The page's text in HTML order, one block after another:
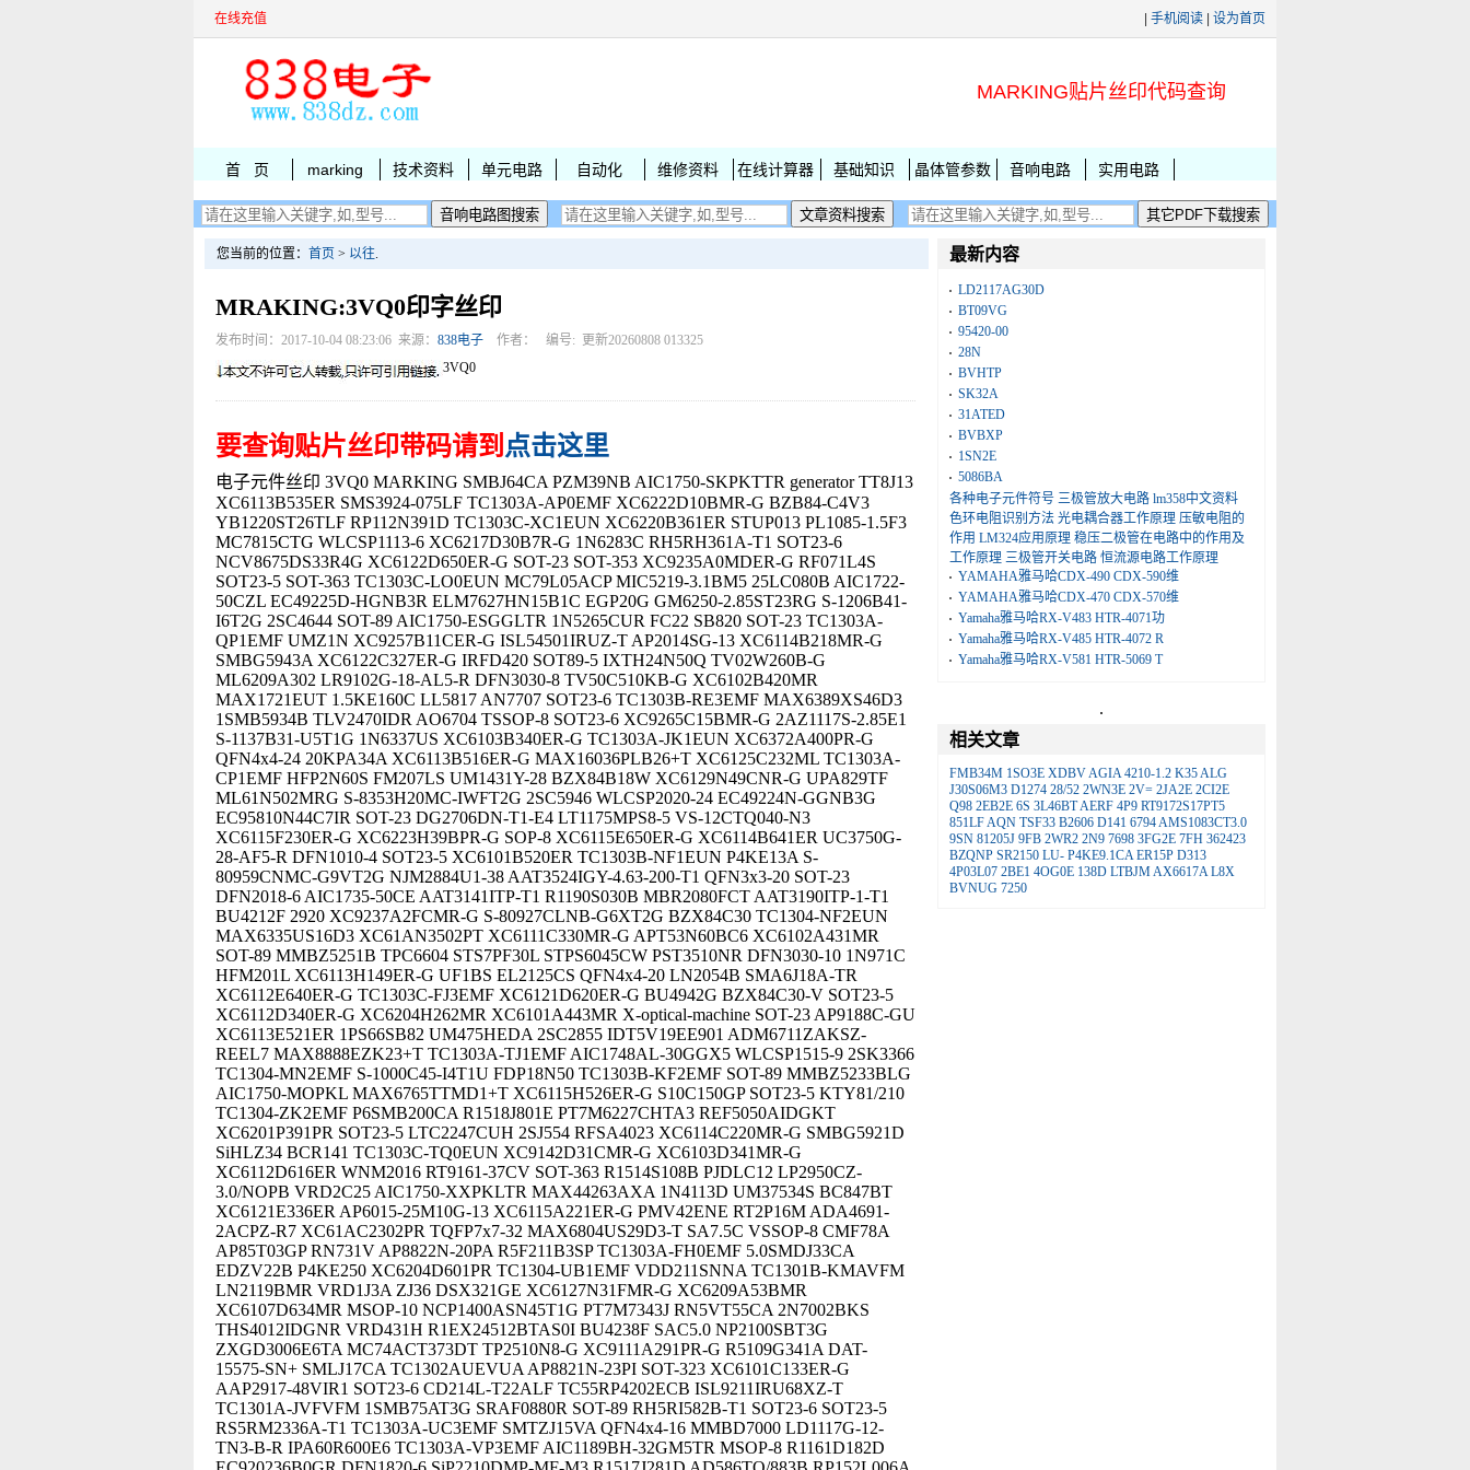
在线充值 手机阅读 设为首页
MARKING贴片丝印代码查询
首 页 marking 技术资料 单元电路 自动化 维修资料 在线计算器 基础知识 晶体管参数 音响电路 实用电路
您当前的位置： 首页 > 以往.
MRAKING:3VQ0印字丝印
发布时间：2017-10-04 08:23:06 来源： 838电子 作者： 编号: 更新20260808 013325
3VQ0
要查询贴片丝印带码请到 点击这里
电子元件丝印 3VQ0 MARKING SMBJ64CA PZM39NB AIC1750-SKPKTTR generator TT8J13
XC6113B535ER SMS3924-075LF TC1303A-AP0EMF XC6222D10BMR-G BZB84-C4V3
YB1220ST26TLF RP112N391D TC1303C-XC1EUN XC6220B361ER STUP013 PL1085-1.5F3
MC7815CTG WLCSP1113-6 XC6217D30B7R-G 1N6283C RH5RH361A-T1 SOT23-6
NCV8675DS33R4G XC6122D650ER-G SOT-23 SOT-353 XC9235A0MDER-G RF071L4S
SOT23-5 SOT-363 TC1303C-LO0EUN MC79L05ACP MIC5219-3.1BM5 25LC080B AIC1722-
50CZL EC49225D-HGNB3R ELM7627HN15B1C EGP20G GM6250-2.85ST23RG S-1206B41-
I6T2G 2SC4644 SOT-89 AIC1750-ESGGLTR 1N5265CUR FC22 SB820 SOT-23 TC1303A-
QP1EMF UMZ1N XC9257B11CER-G ISL54501IRUZ-T AP2014SG-13 XC6114B218MR-G
SMBG5943A XC6122C327ER-G IRFD420 SOT89-5 IXTH24N50Q TV02W260B-G
ML6209A302 LR9102G-18-AL5-R DFN3030-8 TV50C510KB-G XC6102B420MR
MAX1721EUT 1.5KE160C LL5817 AN7707 SOT23-6 TC1303B-RE3EMF MAX6389XS46D3
1SMB5934B TLV2470IDR AO6704 TSSOP-8 SOT23-6 XC9265C15BMR-G 2AZ1117S-2.85E1
S-1137B31-U5T1G 1N6337US XC6103B340ER-G TC1303A-JK1EUN XC6372A400PR-G
QFN4x4-24 20KPA34A XC6113B516ER-G MAX16036PLB26+T XC6125C232ML TC1303A-
CP1EMF HFP2N60S FM207LS UM1431Y-28 BZX84B18W XC6129N49CNR-G UPA829TF
ML61N502MRG S-8353H20MC-IWFT2G 2SC5946 WLCSP2020-24 EC49224N-GGNB3G
EC95810N44C7IR SOT-23 DG2706DN-T1-E4 LT1175MPS8-5 VS-12CTQ040-N3
XC6115F230ER-G XC6223H39BPR-G SOP-8 XC6115E650ER-G XC6114B641ER UC3750G-
28-AF5-R DFN1010-4 SOT23-5 XC6101B520ER TC1303B-NF1EUN P4KE13A S-
80959CNMC-G9VT2G NJM2884U1-38 AAT3524IGY-4.63-200-T1 QFN3x3-20 SOT-23
DFN2018-6 AIC1735-50CE AAT3141ITP-T1 R1190S030B MBR2080FCT AAT3190ITP-1-T1
BU4212F 2920 XC9237A2FCMR-G S-80927CLNB-G6XT2G BZX84C30 TC1304-NF2EUN
MAX6335US16D3 XC61AN3502PT XC6111C330MR-G APT53N60BC6 XC6102A431MR
SOT-89 MMBZ5251B TPC6604 STS7PF30L STPS6045CW PST3510NR DFN3030-10 1N971C
HFM201L XC6113H149ER-G UF1BS EL2125CS QFN4x4-20 LN2054B SMA6J18A-TR
XC6112E640ER-G TC1303C-FJ3EMF XC6121D620ER-G BU4942G BZX84C30-V SOT23-5
XC6112D340ER-G XC6204H262MR XC6101A443MR X-optical-machine SOT-23 AP9188C-GU
XC6113E521ER 1PS66SB82 UM475HEDA 2SC2855 IDT5V19EE901 ADM6711ZAKSZ-
REEL7 MAX8888EZK23+T TC1303A-TJ1EMF AIC1748AL-30GGX5 WLCSP1515-9 2SK3366
TC1304-MN2EMF S-1000C45-I4T1U FDP18N50 TC1303B-KF2EMF SOT-89 MMBZ5233BLG
AIC1750-MOPKL MAX6765TTMD1+T XC6115H526ER-G S10C150GP SOT23-5 KTY81/210
TC1304-ZK2EMF P6SMB200CA R1518J801E PT7M6227CHTA3 REF5050AIDGKT
XC6201P391PR SOT23-5 LTC2247CUH 2SJ554 RFSA4023 XC6114C220MR-G SMBG5921D
SiHLZ34 BCR141 TC1303C-TQ0EUN XC9142D31CMR-G XC6103D341MR-G
XC6112D616ER WNM2016 RT9161-37CV SOT-363 R1514S108B PJDLC12 LP2950CZ-
3.0/NOPB VRD2C25 AIC1750-XXPKLTR MAX44263AXA 1N4113D UM37534S BC847BT
XC6121E336ER AP6015-25M10G-13 XC6115A221ER-G PMV42ENE RT2P16M ADA4691-
2ACPZ-R7 XC61AC2302PR TQFP7x7-32 MAX6804US29D3-T SA7.5C VSSOP-8 CMF78A
AP85T03GP RN731V AP8822N-20PA R5F211B3SP TC1303A-FH0EMF 5.0SMDJ33CA
EDZV22B P4KE250 XC6204D601PR TC1304-UB1EMF VDD211SNNA TC1301B-KMAVFM
LN2119BMR VRD1J3A ZJ36 DSX321GE XC6127N31FMR-G XC6209A53BMR
XC6107D634MR MSOP-10 NCP1400ASN45T1G PT7M7343J RN5VT55CA 2N7002BKS
THS4012IDGNR VRD431H R1EX24512BTAS0I BU4238F SAC5.0 NP2100SBT3G
ZXGD3006E6TA MC74ACT373DT TP2510N8-G XC9111A291PR-G R5109G341A DAT-
15575-SN+ SMLJ17CA TC1302AUEVUA AP8821N-23PI SOT-323 XC6101C133ER-G
AAP2917-48VIR1 SOT23-6 CD214L-T22ALF TC55RP4202ECB ISL9211IRU68XZ-T
TC1301A-JVFVFM 1SMB75AT3G SRAF0880R SOT-89 RH5RI582B-T1 SOT23-6 SOT23-5
RS5RM2336A-T1 TC1303A-UC3EMF SMTZJ15VA QFN4x4-16 MMBD7000 LD1117G-12-
TN3-B-R IPA60R600E6 TC1303A-VP3EMF AIC1189BH-32GM5TR MSOP-8 R1161D182D
最新内容
LD2117AG30D
BT09VG
95420-00
28N
BVHTP
SK32A
31ATED
BVBXP
1SN2E
5086BA
各种电子元件符号 三极管放大电路 lm358中文资料
色环电阻识别方法 光电耦合器工作原理 压敏电阻的
作用 LM324应用原理 稳压二极管在电路中的作用及
工作原理 三极管开关电路 恒流源电路工作原理
YAMAHA雅马哈CDX-490 CDX-590维
YAMAHA雅马哈CDX-470 CDX-570维
Yamaha雅马哈RX-V483 HTR-4071功
Yamaha雅马哈RX-V485 HTR-4072 R
Yamaha雅马哈RX-V581 HTR-5069 T
.
相关文章
FMB34M 1SO3E XDBVAGIA 4210-1.2 K35ALG
J30S06M3 D1274 28/52 2WN3E 2V= 2JA2E 2CI2E
Q98 2EB2E 6S 3L46BTAERF 4P9 RT9172S17PT5
851LFAQN TSF33 B2606 D141 6794AMS1083CT3.0
9SN 81205J 9FB 2WR2 2N9 7698 3FG2E 7FH 362423
BZQNP SR2150 LU- P4KE9.1CA ER15P D313
4P03L07 2BE1 4OG0E 138D LTBJMAX6617A L8X
BVNUG 7250